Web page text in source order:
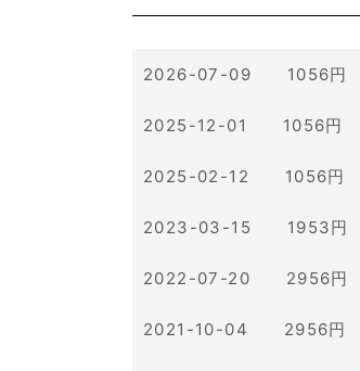
2026-07-09 1056円
2025-12-01 1056円
2025-02-12 1056円
2023-03-15 1953円
2022-07-20 2956円
2021-10-04 2956円